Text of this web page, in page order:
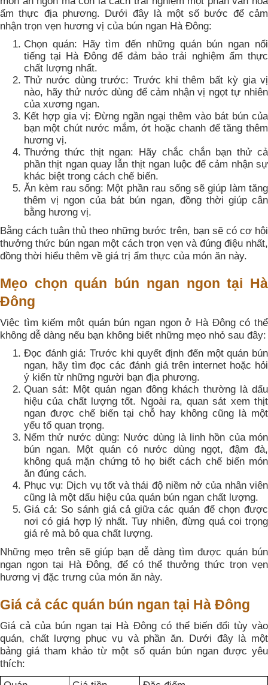
ẩm thực địa phương. Dưới đây là một số bước để cảm
nhận trọn vẹn hương vị của bún ngan Hà Đông:
Chọn quán: Hãy tìm đến những quán bún ngan nổi
tiếng tại Hà Đông để đảm bảo trải nghiệm ẩm thực
chất lượng nhất.
Thử nước dùng trước: Trước khi thêm bất kỳ gia vị
nào, hãy thử nước dùng để cảm nhận vị ngọt tự nhiên
của xương ngan.
Kết hợp gia vị: Đừng ngần ngại thêm vào bát bún của
bạn một chút nước mắm, ớt hoặc chanh để tăng thêm
hương vị.
Thưởng thức thịt ngan: Hãy chắc chắn bạn thử cả
phần thịt ngan quay lẫn thịt ngan luộc để cảm nhận sự
khác biệt trong cách chế biến.
Ăn kèm rau sống: Một phần rau sống sẽ giúp làm tăng
thêm vị ngon của bát bún ngan, đồng thời giúp cân
bằng hương vị.
Bằng cách tuân thủ theo những bước trên, bạn sẽ có cơ hội
thưởng thức bún ngan một cách trọn vẹn và đúng điệu nhất,
đồng thời hiểu thêm về giá trị ẩm thực của món ăn này.
Mẹo chọn quán bún ngan ngon tại Hà
Đông
Việc tìm kiếm một quán bún ngan ngon ở Hà Đông có thể
không dễ dàng nếu bạn không biết những mẹo nhỏ sau đây:
Đọc đánh giá: Trước khi quyết định đến một quán bún
ngan, hãy tìm đọc các đánh giá trên internet hoặc hỏi
ý kiến từ những người bạn địa phương.
Quan sát: Một quán ngan đông khách thường là dấu
hiệu của chất lượng tốt. Ngoài ra, quan sát xem thịt
ngan được chế biến tại chỗ hay không cũng là một
yếu tố quan trọng.
Nếm thử nước dùng: Nước dùng là linh hồn của món
bún ngan. Một quán có nước dùng ngọt, đậm đà,
không quá mặn chứng tỏ họ biết cách chế biến món
ăn đúng cách.
Phục vụ: Dịch vụ tốt và thái độ niềm nở của nhân viên
cũng là một dấu hiệu của quán bún ngan chất lượng.
Giá cả: So sánh giá cả giữa các quán để chọn được
nơi có giá hợp lý nhất. Tuy nhiên, đừng quá coi trọng
giá rẻ mà bỏ qua chất lượng.
Những mẹo trên sẽ giúp bạn dễ dàng tìm được quán bún
ngan ngon tại Hà Đông, để có thể thưởng thức trọn vẹn
hương vị đặc trưng của món ăn này.
Giá cả các quán bún ngan tại Hà Đông
Giá cả của bún ngan tại Hà Đông có thể biến đổi tùy vào
quán, chất lượng phục vụ và phần ăn. Dưới đây là một
bảng giá tham khảo từ một số quán bún ngan được yêu
thích: